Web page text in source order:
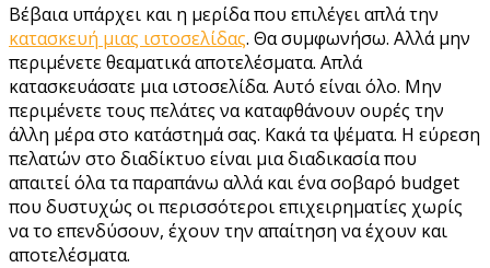
Βέβαια υπάρχει και η μερίδα που επιλέγει απλά την
κατασκευή μιας ιστοσελίδας. Θα συμφωνήσω. Αλλά μην
περιμένετε θεαματικά αποτελέσματα. Απλά
κατασκευάσατε μια ιστοσελίδα. Αυτό είναι όλο. Μην
περιμένετε τους πελάτες να καταφθάνουν ουρές την
άλλη μέρα στο κατάστημά σας. Κακά τα ψέματα. Η εύρεση
πελατών στο διαδίκτυο είναι μια διαδικασία που
απαιτεί όλα τα παραπάνω αλλά και ένα σοβαρό budget
που δυστυχώς οι περισσότεροι επιχειρηματίες χωρίς
να το επενδύσουν, έχουν την απαίτηση να έχουν και
αποτελέσματα.